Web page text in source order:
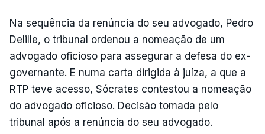
Na sequência da renúncia do seu advogado, Pedro
Delille, o tribunal ordenou a nomeação de um
advogado oficioso para assegurar a defesa do ex-
governante. E numa carta dirigida à juíza, a que a
RTP teve acesso, Sócrates contestou a nomeação
do advogado oficioso. Decisão tomada pelo
tribunal após a renúncia do seu advogado.